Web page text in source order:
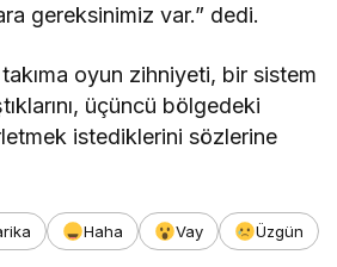
gereksinimiz var.” dedi.
oyun zihniyeti, bir sistem
üçüncü bölgedeki
istediklerini sözlerine
Haha Vay
Üzgün